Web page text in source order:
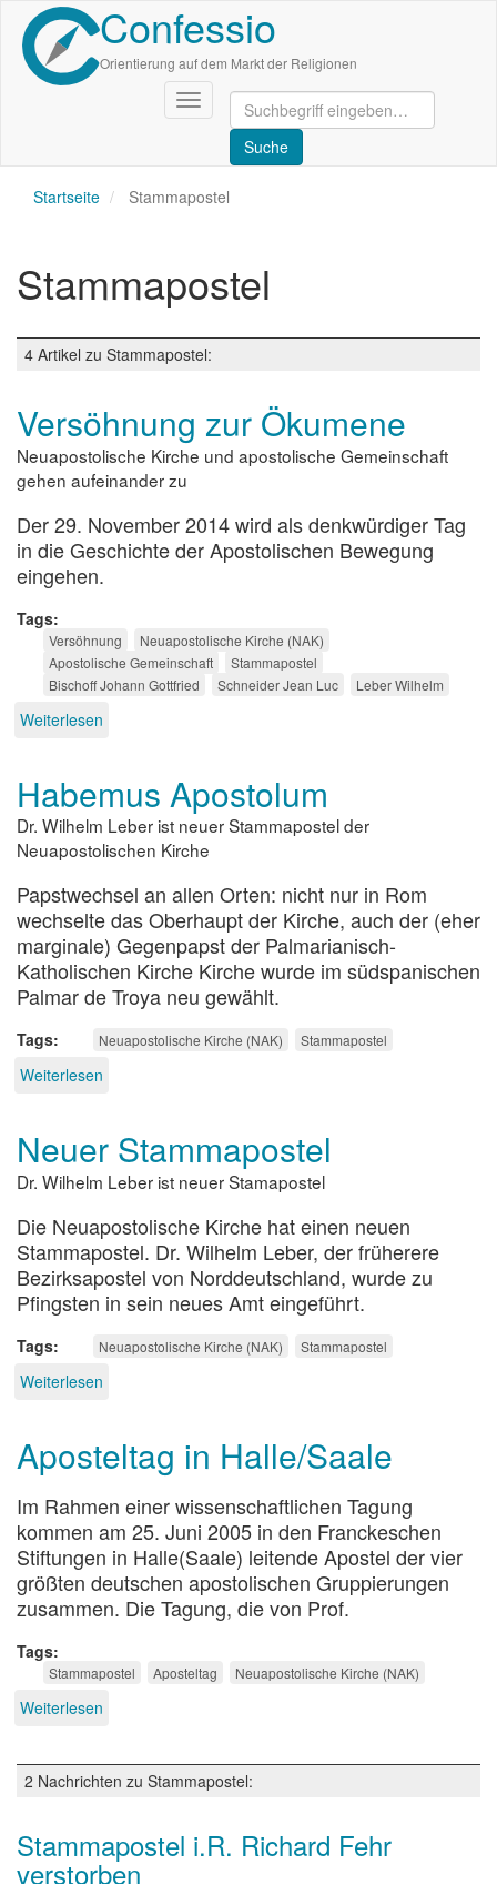
Direkt
zum
Inhalt
Confessio
Orientierung auf dem Markt der Religionen
Navigation
aktivieren/deaktivieren
Startseite Stammapostel
Stammapostel
4 Artikel zu Stammapostel:
Versöhnung zur Ökumene
Neuapostolische Kirche und apostolische Gemeinschaft
gehen aufeinander zu
Der 29. November 2014 wird als denkwürdiger Tag
in die Geschichte der Apostolischen Bewegung
eingehen.
Tags
Versöhnung
Neuapostolische Kirche (NAK)
Apostolische Gemeinschaft
Stammapostel
Bischoff Johann Gottfried
Schneider Jean Luc Leber Wilhelm
Weiterlesen
Habemus Apostolum
Dr. Wilhelm Leber ist neuer Stammapostel der
Neuapostolischen Kirche
Papstwechsel an allen Orten: nicht nur in Rom
wechselte das Oberhaupt der Kirche, auch der (eher
marginale) Gegenpapst der Palmarianisch-
Katholischen Kirche Kirche wurde im südspanischen
Palmar de Troya neu gewählt.
Tags Neuapostolische Kirche (NAK) Stammapostel
Weiterlesen
Neuer Stammapostel
Dr. Wilhelm Leber ist neuer Stamapostel
Die Neuapostolische Kirche hat einen neuen
Stammapostel. Dr. Wilhelm Leber, der früherere
Bezirksapostel von Norddeutschland, wurde zu
Pfingsten in sein neues Amt eingeführt.
Tags Neuapostolische Kirche (NAK) Stammapostel
Weiterlesen
Aposteltag in Halle/Saale
Im Rahmen einer wissenschaftlichen Tagung
kommen am 25. Juni 2005 in den Franckeschen
Stiftungen in Halle(Saale) leitende Apostel der vier
größten deutschen apostolischen Gruppierungen
zusammen. Die Tagung, die von Prof.
Tags
Stammapostel Aposteltag Neuapostolische Kirche (NAK)
Weiterlesen
Halle/Saale
2 Nachrichten zu Stammapostel:
Stammapostel i.R. Richard Fehr
verstorben